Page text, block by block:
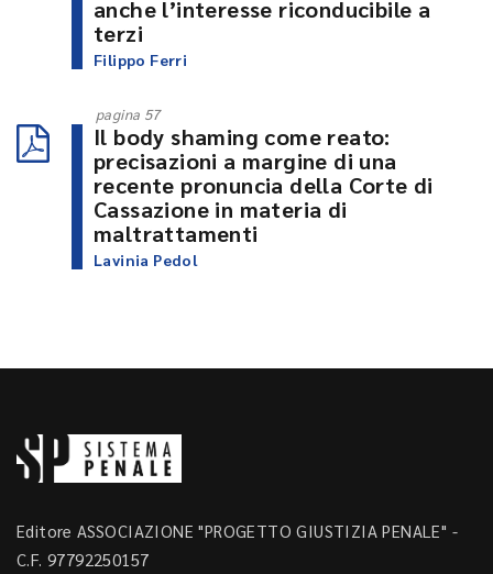
anche l’interesse riconducibile a
terzi
Filippo Ferri
pagina 57
Il body shaming come reato:
precisazioni a margine di una
recente pronuncia della Corte di
Cassazione in materia di
maltrattamenti
Lavinia Pedol
Editore ASSOCIAZIONE "PROGETTO GIUSTIZIA PENALE" -
C.F. 97792250157